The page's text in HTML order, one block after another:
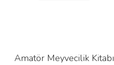
Amatör Meyvecilik Kitabı